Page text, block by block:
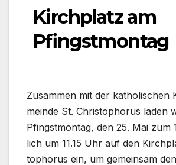
Kirchplatz am
Pfingstmontag
Zusam­men mit der katho­li­schen
mein­de St. Chris­to­pho­rus laden
Pfingst­mon­tag, den 25. Mai
lich um 11.15 Uhr auf den
to­pho­rus ein, um gemein­sam